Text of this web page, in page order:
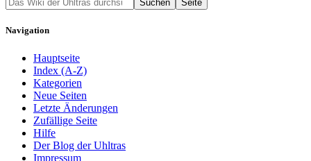
Navigation
Hauptseite
Index (A-Z)
Kategorien
Neue Seiten
Letzte Änderungen
Zufällige Seite
Hilfe
Der Blog der Uhltras
Impressum